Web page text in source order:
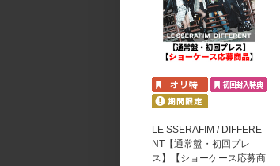
LE SSERAFIM / DIFFERE
NT【通常盤・初回プレ
ス】【ショーケース応募商